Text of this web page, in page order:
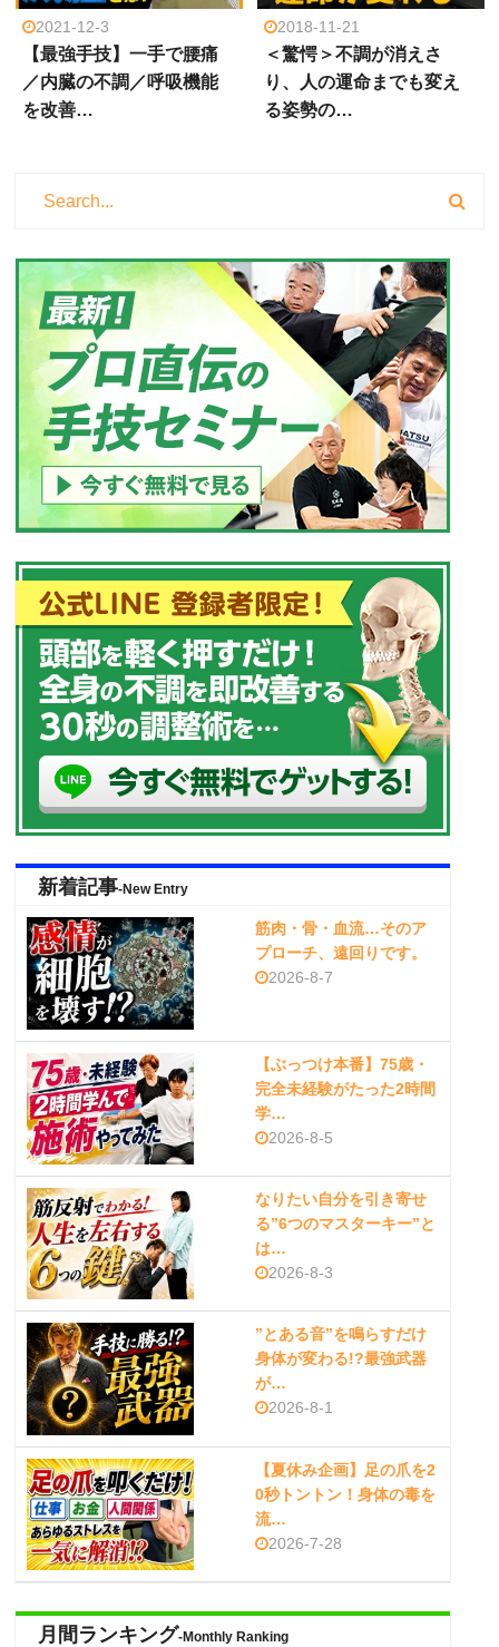
2021-12-3
【最強手技】一手で腰痛
／内臓の不調／呼吸機能
を改善…
2018-11-21
＜驚愕＞不調が消えさ
り、人の運命までも変え
る姿勢の…
新着記事-New Entry
筋肉・骨・血流…そのア
プローチ、遠回りです。
2026-8-7
【ぶっつけ本番】75歳・
完全未経験がたった2時間
学…
2026-8-5
なりたい自分を引き寄せ
る”6つのマスターキー”と
は…
2026-8-3
”とある音”を鳴らすだけ
身体が変わる!?最強武器
が…
2026-8-1
【夏休み企画】足の爪を2
0秒トントン！身体の毒を
流…
2026-7-28
月間ランキング-Monthly Ranking